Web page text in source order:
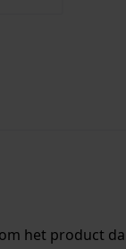
het product